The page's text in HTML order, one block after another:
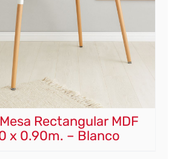
Rectangular MDF
x 0.90m. – Blanco